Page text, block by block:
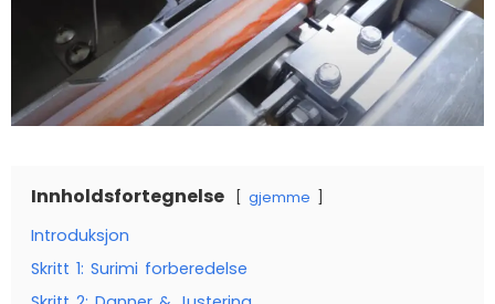
Innholdsfortegnelse gjemme
Introduksjon
Skritt 1: Surimi forberedelse